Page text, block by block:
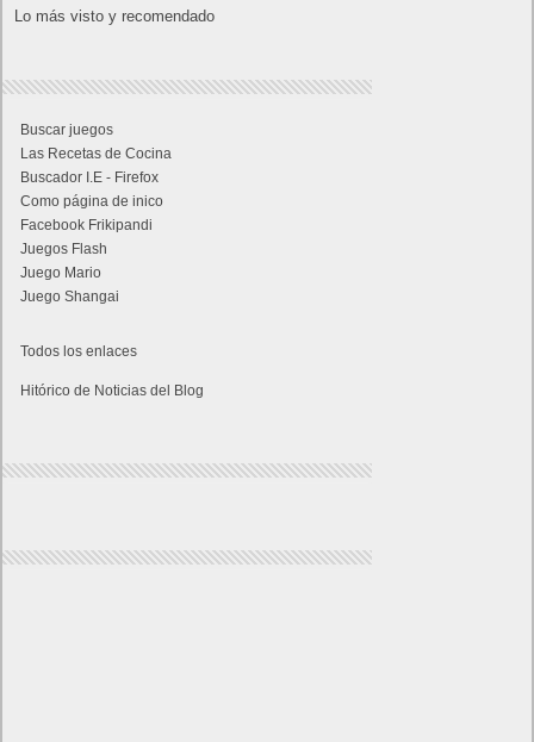
Lo más visto y recomendado
Buscar juegos
Las Recetas de Cocina
Buscador I.E - Firefox
Como página de inico
Facebook Frikipandi
Juegos Flash
Juego Mario
Juego Shangai
Todos los enlaces
Hitórico de Noticias del Blog